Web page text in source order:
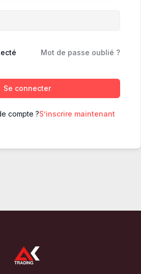
Mot de passe oublié ?
Se connecter
compte ?S’inscrire maintenant